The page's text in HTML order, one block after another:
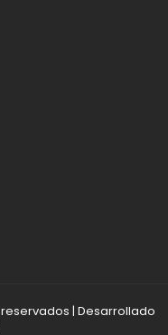
| Desarrollado